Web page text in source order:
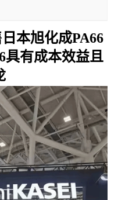
本旭化成PA66
具有成本效益且